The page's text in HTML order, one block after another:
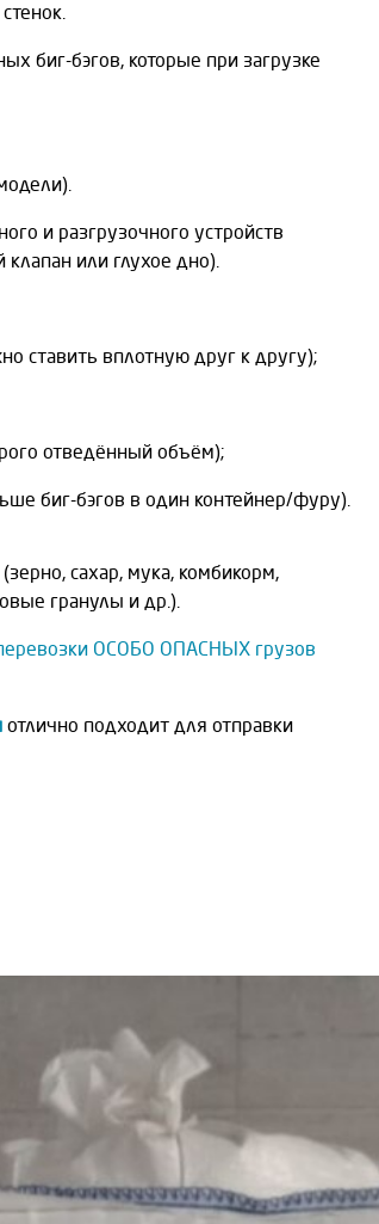
биг-бэгов, которые при загрузке
и разгрузочного устройств
или глухое дно).
ставить вплотную друг к другу);
отведённый объём);
биг-бэгов в один контейнер/фуру).
сахар, мука, комбикорм,
гранулы и др.).
ОСОБО ОПАСНЫХ грузов
отлично подходит для отправки